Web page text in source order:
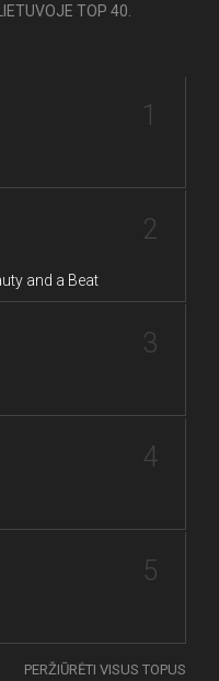
TOP 40.
1
2
and a Beat
3
4
5
PERŽIŪRĖTI VISUS TOPUS